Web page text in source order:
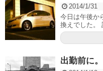
2014/1/31
今日は午後か
換えでした。
出勤前に。